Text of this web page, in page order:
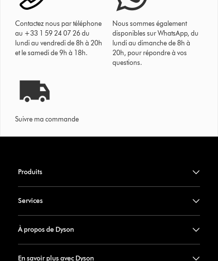
Contactez nous par téléphone
au +33 1 59 24 07 26 du
lundi au vendredi de 8h à 20h
et le samedi de 9h à 18h.
Nous sommes également
disponibles sur WhatsApp, du
lundi au dimanche de 8h à
20h, pour répondre à vos
questions.
Suivre ma commande
Produits
Services
À propos de Dyson
En savoir plus avec Dyson